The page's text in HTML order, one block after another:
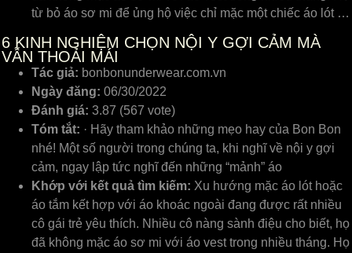
từ bỏ áo sơ mi để ủng hộ việc chỉ mặc một chiếc áo lót …
6 KINH NGHIỆM CHỌN NỘI Y GỢI CẢM MÀ
VẪN THOẢI MÁI
Tác giả: bonbonunderwear.com.vn
Ngày đăng: 06/30/2022
Đánh giá: 3.87 (567 vote)
Tóm tắt: · Hãy tham khảo những mẹo hay của Bon Bon
nhé! Một số người trong chúng ta, khi nghĩ về nội y gợi
cảm, ngay lập tức nghĩ đến những “mảnh” áo
Khớp với kết quả tìm kiếm: Xu hướng mặc áo lót hoặc
áo tắm kết hợp với áo khoác ngoài đang được rất nhiều
cô gái trẻ yêu thích. Nhiều cô nàng sành điệu cho biết, họ
đã không mặc áo sơ mi với áo vest trong nhiều tháng. Họ